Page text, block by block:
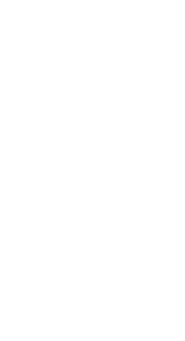
en commun
de Venise et la place
3 arrêts de